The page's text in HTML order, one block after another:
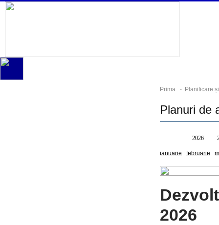
Prima - Planificare
Planuri de
2026
ianuarie februarie
2026